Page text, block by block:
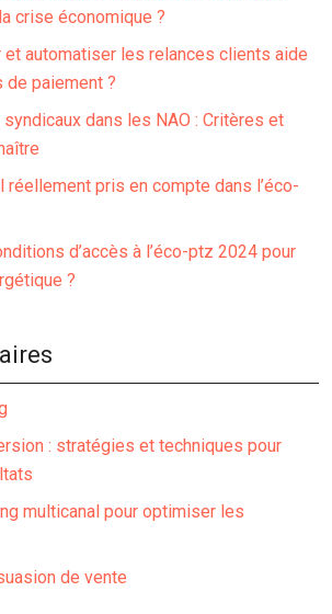
crise économique ?
et automatiser les relances clients aide
paiement ?
dans les NAO : Critères et
réellement pris en compte dans l’éco-
d’accès à l’éco-ptz 2024 pour
?
: stratégies et techniques pour
multicanal pour optimiser les
de vente